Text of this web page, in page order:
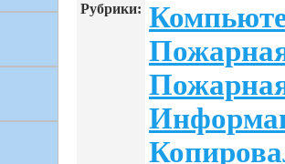
Рубрики: